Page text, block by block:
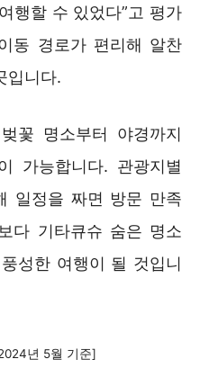
행할 수 있었다”고 평가
동 경로가 편리해 알찬
입니다.
꽃 명소부터 야경까지
가능합니다. 관광지별
일정을 짜면 방문 만족
다 기타큐슈 숨은 명소
성한 여행이 될 것입니
년 5월 기준]